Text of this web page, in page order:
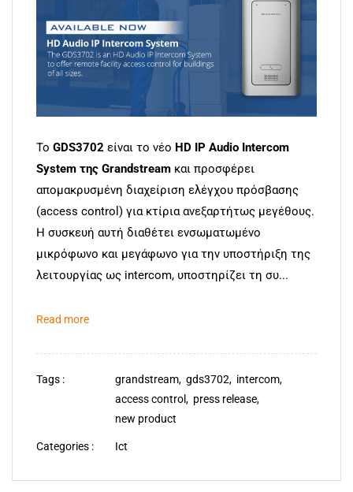
Το GDS3702 είναι το νέο HD IP Audio Intercom
System της Grandstream και προσφέρει
απομακρυσμένη διαχείριση ελέγχου πρόσβασης
(access control) για κτίρια ανεξαρτήτως μεγέθους.
Η συσκευή αυτή διαθέτει ενσωματωμένο
μικρόφωνο και μεγάφωνο για την υποστήριξη της
λειτουργίας ως intercom, υποστηρίζει τη συ...
Read more
Tags : grandstream, gds3702, intercom,
access control, press release,
new product
Categories : Ict